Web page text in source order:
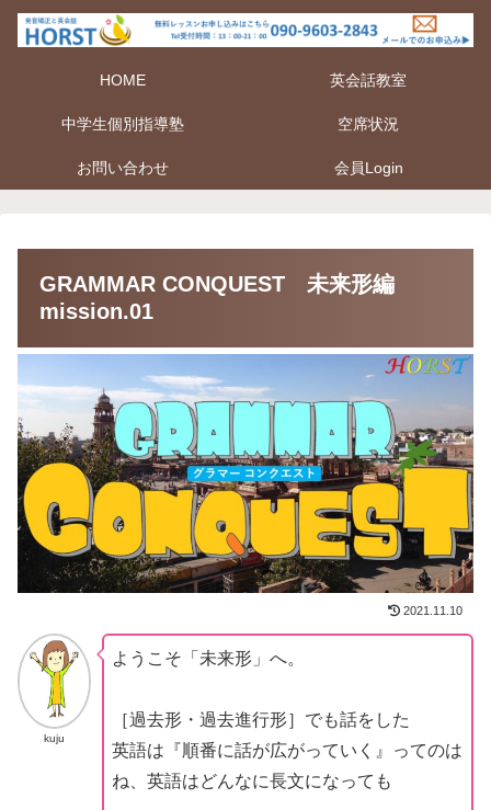
HOME 英会話教室
中学生個別指導塾 空席状況
お問い合わせ 会員Login
GRAMMAR CONQUEST 未来形編
mission.01
2021.11.10
kuju
ようこそ「未来形」へ。
［過去形・過去進行形］でも話をした
英語は『順番に話が広がっていく』ってのは
ね、英語はどんなに長文になっても